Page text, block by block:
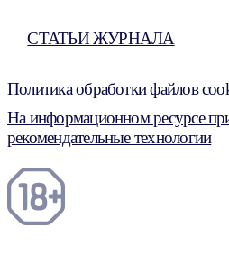
СТАТЬИ ЖУРНАЛА
Политика обработки файлов
На информационном ресурсе
рекомендательные технологии